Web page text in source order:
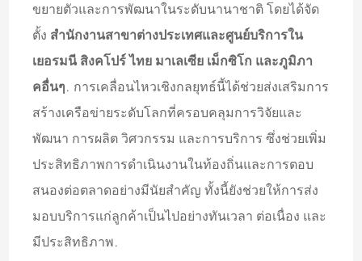
ขยายตัวและการพัฒนาในระดับนานาชาติ โดยได้จัด
ตั้ง สำนักงานสาขาต่างประเทศและศูนย์บริการใน
เยอรมนี สิงคโปร์ ไทย มาเลเซีย เม็กซิโก และภูมิภา
คอื่นๆ. การเคลื่อนไหวเชิงกลยุทธ์นี้ได้ช่วยส่งเสริมการ
สร้างเครือข่ายระดับโลกที่ครอบคลุมการวิจัยและ
พัฒนา การผลิต วิศวกรรม และการบริการ ซึ่งช่วยเพิ่ม
ประสิทธิภาพการดำเนินงานในท้องถิ่นและการตอบ
สนองต่อตลาดอย่างมีนัยสำคัญ ทั้งนี้ยังช่วยให้การส่ง
มอบบริการแก่ลูกค้าเป็นไปอย่างทันเวลา ต่อเนื่อง และ
มีประสิทธิภาพ.